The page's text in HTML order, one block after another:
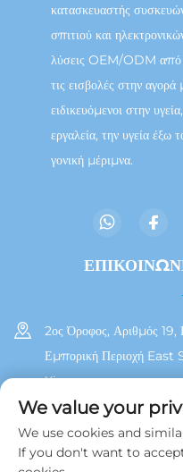
κατασκευαστής
σπιτιού και
λύσεις OEM/ODM από
τις εισβολές στην
ειδικευόμενοι στην
εργαλεία, την υγεία έξω
γονική μέριμνα.
2ος Όροφος, Αριθμός
Εμπορική Περιοχή
Xiamen
We value your
We use cookies and
If you don't want to